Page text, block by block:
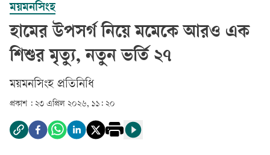
ময়মনসিংহ
হামের উপসর্গ নিয়ে মমেকে আরও এক
শিশুর মৃত্যু, নতুন ভর্তি ২৭
ময়মনসিংহ প্রতিনিধি
প্রকাশ : ২৩ এপ্রিল ২০২৬, ১১: ২০